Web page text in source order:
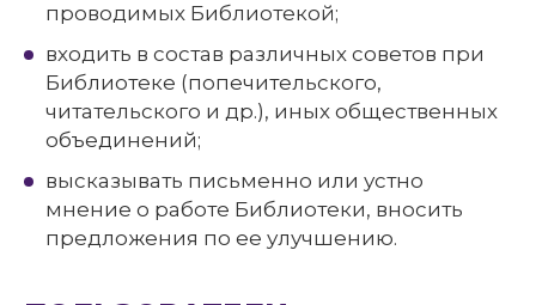
проводимых Библиотекой;
входить в состав различных советов при
Библиотеке (попечительского,
читательского и др.), иных общественных
объединений;
высказывать письменно или устно
мнение о работе Библиотеки, вносить
предложения по ее улучшению.